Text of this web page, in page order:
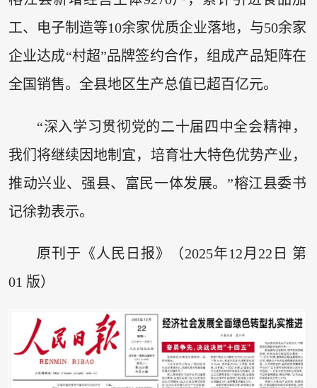
工、电子制造等10余家优质企业落地，与50余家
企业达成“村超”品牌签约合作，组成产品矩阵在
全国销售。全县地区生产总值已超百亿元。
“深入学习贯彻党的二十届四中全会精神，
我们将继续因地制宜，培育壮大特色优势产业，
推动兴业、强县、富民一体发展。”榕江县委书
记徐勃表示。
原刊于《人民日报》（2025年12月22日 第
01 版）